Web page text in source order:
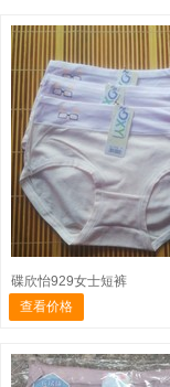
碟欣怡929女士短裤
查看价格